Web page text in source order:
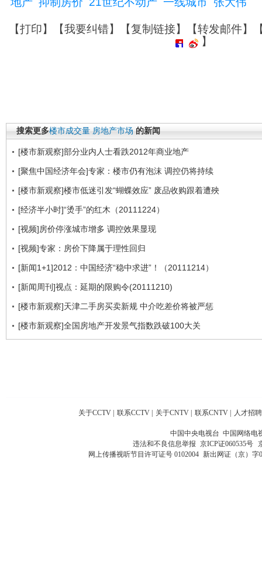
【打印】【我要纠错】【复制链接】【转发邮件】
】
搜索更多楼市成交量 房地产市场 的新闻
[楼市新观察]部分业内人士看跌2012年商业地产
[聚焦中国经济年会]专家：楼市仍有泡沫 调控仍将持续
[楼市新观察]楼市低迷引发“蝴蝶效应” 废品收购跟着遭殃
[经济半小时]“烫手”的红木（20111224）
[视频]房价停涨城市增多 调控效果显现
[视频]专家：房价下降属于理性回归
[新闻1+1]2012：中国经济“稳中求进”！（20111214）
[新闻周刊]视点：延期的限购令(20111210)
[楼市新观察]天津二手房买卖新规 中介吃差价将被严惩
[楼市新观察]全国房地产开发景气指数跌破100大关
关于CCTV 联系CCTV 关于CNTV 联系CNTV 人才招聘
中国中央电视台 中国网络电
违法和不良信息举报 京ICP证060535号
网上传播视听节目许可证号 0102004 新出网证（京）